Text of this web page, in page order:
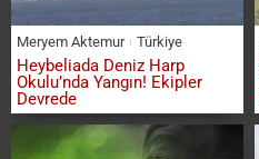
Meryem Aktemur Türkiye
Heybeliada Deniz Harp
Okulu’nda Yangın! Ekipler
Devrede